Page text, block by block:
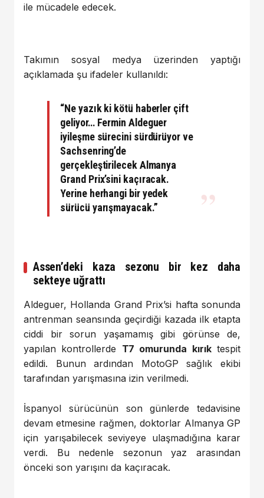
ile mücadele edecek.
Takımın sosyal medya üzerinden yaptığı
açıklamada şu ifadeler kullanıldı:
“Ne yazık ki kötü haberler çift
geliyor… Fermin Aldeguer
iyileşme sürecini sürdürüyor ve
Sachsenring’de
gerçekleştirilecek Almanya
Grand Prix’sini kaçıracak.
Yerine herhangi bir yedek
sürücü yarışmayacak.”
Assen’deki kaza sezonu bir kez daha
sekteye uğrattı
Aldeguer, Hollanda Grand Prix’si hafta sonunda
antrenman seansında geçirdiği kazada ilk etapta
ciddi bir sorun yaşamamış gibi görünse de,
yapılan kontrollerde T7 omurunda kırıktespit
edildi. Bunun ardından MotoGP sağlık ekibi
tarafından yarışmasına izin verilmedi.
İspanyol sürücünün son günlerde tedavisine
devam etmesine rağmen, doktorlar Almanya GP
için yarışabilecek seviyeye ulaşmadığına karar
verdi. Bu nedenle sezonun yaz arasından
önceki son yarışını da kaçıracak.